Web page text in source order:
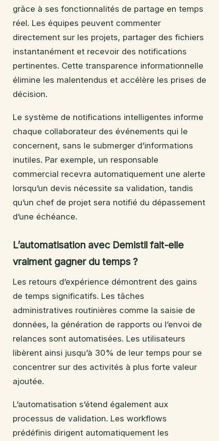
grâce à ses fonctionnalités de partage en temps
réel. Les équipes peuvent commenter
directement sur les projets, partager des fichiers
instantanément et recevoir des notifications
pertinentes. Cette transparence informationnelle
élimine les malentendus et accélère les prises de
décision.
Le système de notifications intelligentes informe
chaque collaborateur des événements qui le
concernent, sans le submerger d’informations
inutiles. Par exemple, un responsable
commercial recevra automatiquement une alerte
lorsqu’un devis nécessite sa validation, tandis
qu’un chef de projet sera notifié du dépassement
d’une échéance.
L’automatisation avec Demistil fait-elle
vraiment gagner du temps ?
Les retours d’expérience démontrent des gains
de temps significatifs. Les tâches
administratives routinières comme la saisie de
données, la génération de rapports ou l’envoi de
relances sont automatisées. Les utilisateurs
libèrent ainsi jusqu’à 30% de leur temps pour se
concentrer sur des activités à plus forte valeur
ajoutée.
L’automatisation s’étend également aux
processus de validation. Les workflows
prédéfinis dirigent automatiquement les